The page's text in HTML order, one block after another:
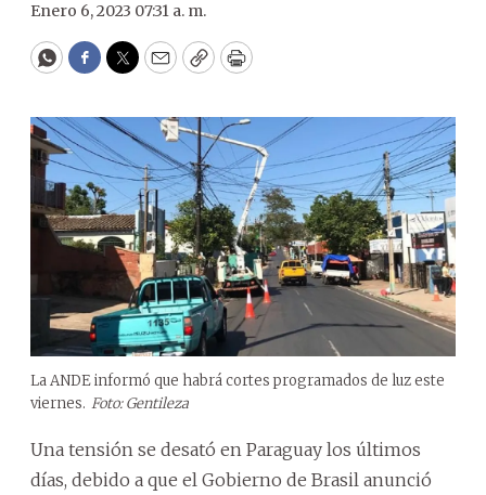
Enero 6, 2023 07:31 a. m.
WhatsApp
Facebook
Twitter
EmailCopyPrint
La ANDE informó que habrá cortes programados de luz este
viernes. Foto: Gentileza
Una tensión se desató en Paraguay los últimos
días, debido a que el Gobierno de Brasil anunció